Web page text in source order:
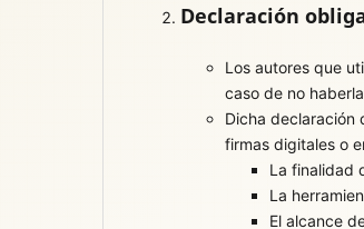
Declaración
Los autores que
caso de no
Dicha declaración
firmas digitales o
La finalidad
La
El alcance